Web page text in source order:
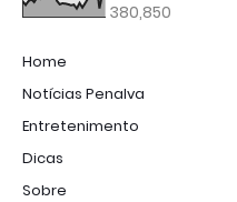
380,850
Home
Notícias Penalva
Entretenimento
Dicas
Sobre